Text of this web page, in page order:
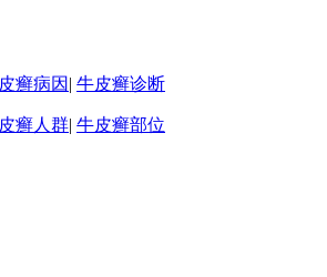
癣病因 | 牛皮癣诊断
癣人群| 牛皮癣部位